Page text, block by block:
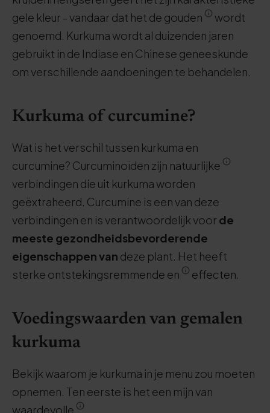
gele kleur - vandaar dat het de gouden
wordt
genoemd. Kurkuma wordt al duizenden jaren
gebruikt in de Indiase en Chinese geneeskunde
om verschillende aandoeningen te behandelen.
Kurkuma of curcumine?
Wat is het verschil tussen kurkuma en
curcumine? Curcuminoïden zijn natuurlijke
verbindingen die uit kurkuma worden
geëxtraheerd. Curcumine is een van deze
verbindingen en is verantwoordelijk voor de
meeste gezondheidsbevorderende
eigenschappen van deze plant. Het heeft
sterke ontstekingsremmende en
effecten.
Voedingswaarden van gemalen
kurkuma
Bekijk waarom je kurkuma in je menu zou moeten
opnemen. Ten eerste is het een mijn van
waardevolle